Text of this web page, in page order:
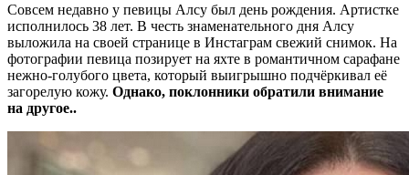
Совсем недавно у певицы Алсу был день рождения. Артистке
исполнилось 38 лет. В честь знаменательного дня Алсу
выложила на своей странице в Инстаграм свежий снимок. На
фотографии певица позирует на яхте в романтичном сарафане
нежно-голубого цвета, который выигрышно подчёркивал её
загорелую кожу. Однако, поклонники обратили внимание
на другое..